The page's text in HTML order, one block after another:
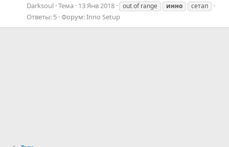
Darksoul Тема 13 Янв 2018 out of range инно сетап
Ответы: 5 Форум:Inno Setup